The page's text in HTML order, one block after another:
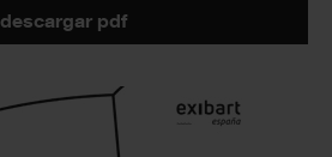
descargar pdf